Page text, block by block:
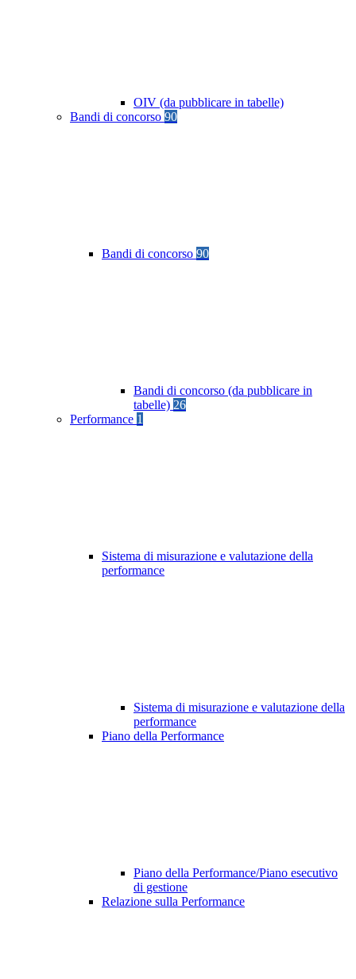
OIV (da pubblicare in tabelle)
Bandi di concorso 90
Bandi di concorso 90
Bandi di concorso (da pubblicare in
tabelle) 26
Performance 1
Sistema di misurazione e valutazione della
performance
Sistema di misurazione e valutazione della
performance
Piano della Performance
Piano della Performance/Piano esecutivo
di gestione
Relazione sulla Performance